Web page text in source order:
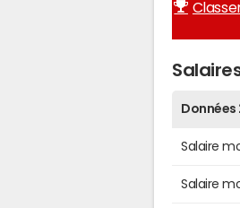
Données
Salaire
Salaire